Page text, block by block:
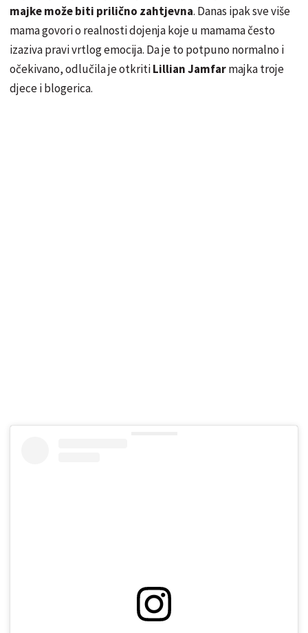
majke može biti prilično zahtjevna. Danas ipak sve više
mama govori o realnosti dojenja koje u mamama često
izaziva pravi vrtlog emocija. Da je to potpuno normalno i
očekivano, odlučila je otkritiLillian Jamfarmajka troje
djece i blogerica.